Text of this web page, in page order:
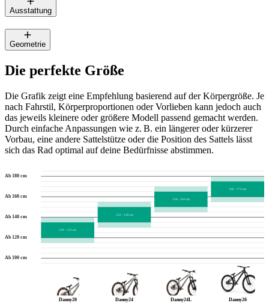
Ausstattung
Geometrie
Die perfekte Größe
Die Grafik zeigt eine Empfehlung basierend auf der Körpergröße. Je
nach Fahrstil, Körperproportionen oder Vorlieben kann jedoch auch
das jeweils kleinere oder größere Modell passend gemacht werden.
Durch einfache Anpassungen wie z. B. ein längerer oder kürzerer
Vorbau, eine andere Sattelstütze oder die Position des Sattels lässt
sich das Rad optimal auf deine Bedürfnisse abstimmen.
Ab 100 cm
Ab 120 cm
Ab 140 cm
Ab 160 cm
Ab 180 cm
Danny20 Danny24 Danny24L Danny26
120 - 135 cm
135 - 150 cm
150 - 165 cm
160 - 175 cm